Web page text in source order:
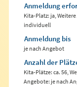
Anmeldung
Kita-Platz: ja,
individuell
Anmeldung bis
je nach Angebot
Anzahl der
Kita-Plätze: ca. 56,
Angebote: je nach